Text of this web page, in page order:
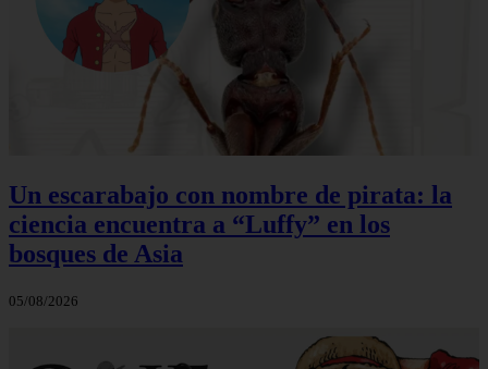
Un escarabajo con nombre de pirata: la
ciencia encuentra a “Luffy” en los
bosques de Asia
05/08/2026